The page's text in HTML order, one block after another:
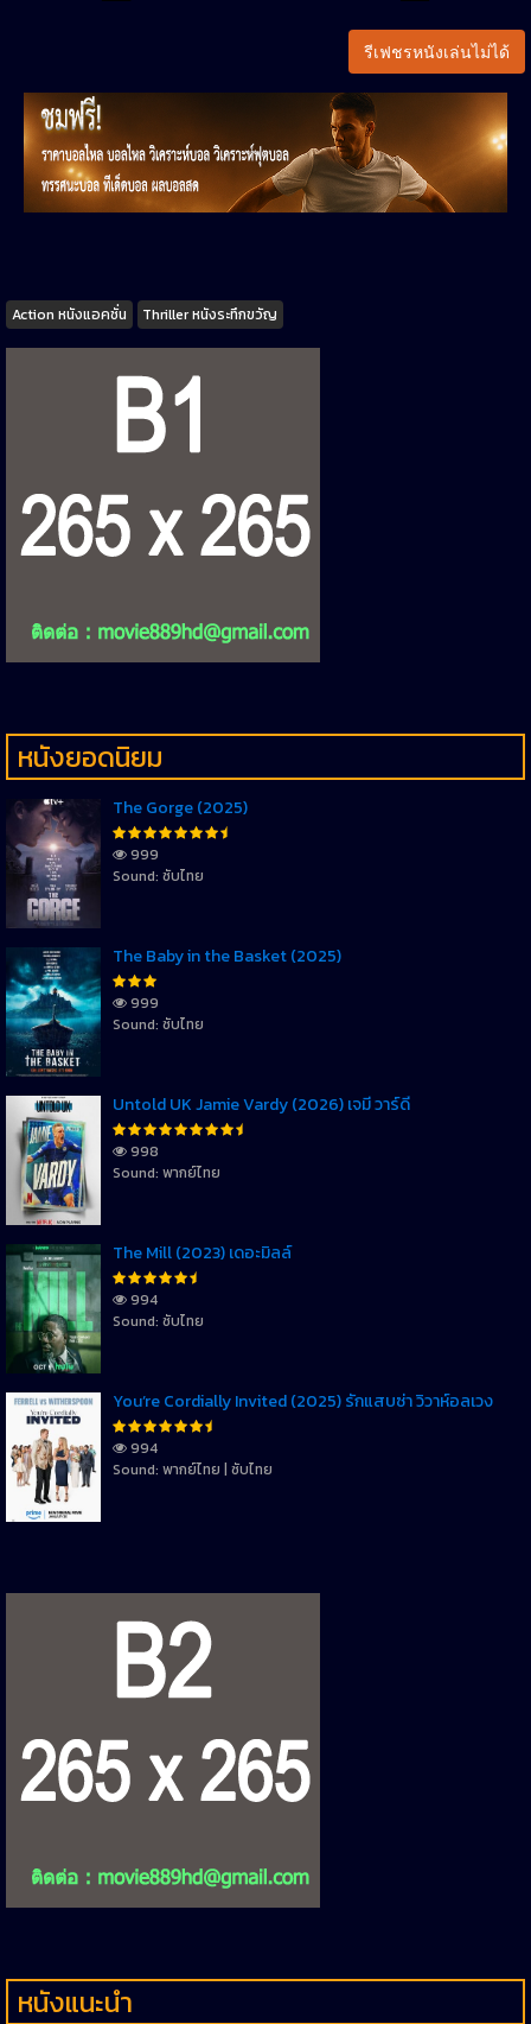
รีเฟชรหนังเล่นไม่ได้
Tags
Action หนังแอคชั่น Thriller หนังระทึกขวัญ
หนังยอดนิยม
The Gorge (2025)
999
Sound: ซับไทย
The Baby in the Basket (2025)
999
Sound: ซับไทย
Untold UK Jamie Vardy (2026) เจมี่ วาร์ดี้
998
Sound: พากย์ไทย
The Mill (2023) เดอะมิลล์
994
Sound: ซับไทย
You’re Cordially Invited (2025) รักแสบซ่า วิวาห์อลเวง
994
Sound: พากย์ไทย | ซับไทย
หนังแนะนำ